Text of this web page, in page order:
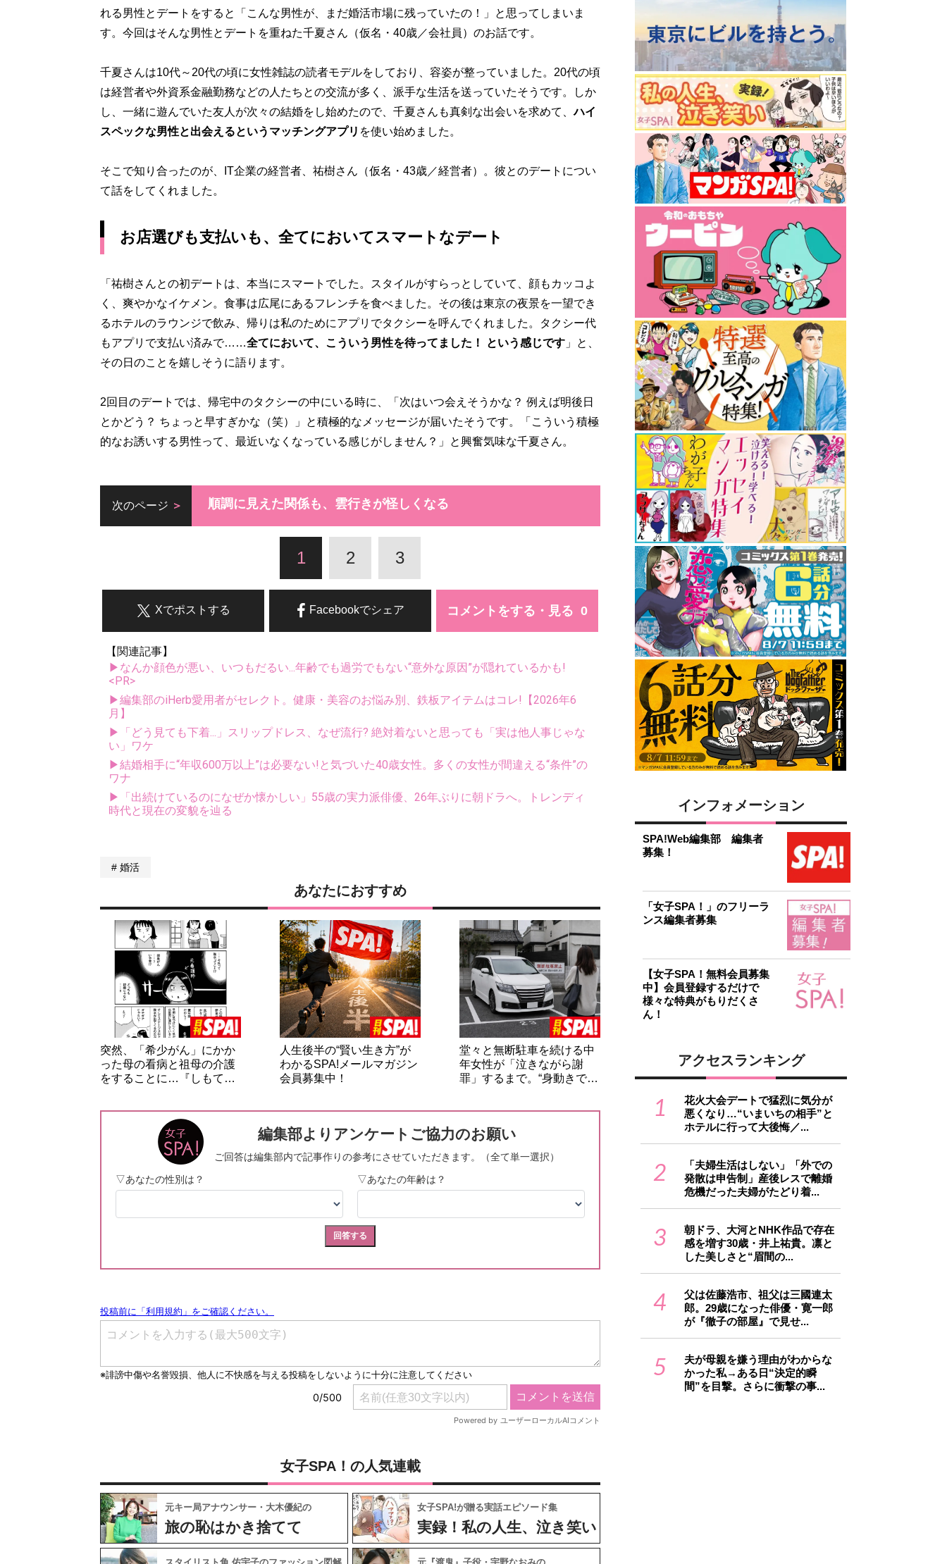
れる男性とデートをすると「こんな男性が、まだ婚活市場に残っていたの！」と思ってしまいま
す。今回はそんな男性とデートを重ねた千夏さん（仮名・40歳／会社員）のお話です。
千夏さんは10代～20代の頃に女性雑誌の読者モデルをしており、容姿が整っていました。20代の頃
は経営者や外資系金融勤務などの人たちとの交流が多く、派手な生活を送っていたそうです。しか
し、一緒に遊んでいた友人が次々の結婚をし始めたので、千夏さんも真剣な出会いを求めて、ハイ
スペックな男性と出会えるというマッチングアプリ を使い始めました。
そこで知り合ったのが、IT企業の経営者、祐樹さん（仮名・43歳／経営者）。彼とのデートについ
て話をしてくれました。
お店選びも支払いも、全てにおいてスマートなデート
「祐樹さんとの初デートは、本当にスマートでした。スタイルがすらっとしていて、顔もカッコよ
く、爽やかなイケメン。食事は広尾にあるフレンチを食べました。その後は東京の夜景を一望でき
るホテルのラウンジで飲み、帰りは私のためにアプリでタクシーを呼んでくれました。タクシー代
もアプリで支払い済みで……全てにおいて、こういう男性を待ってました！ という感じです 」と、
その日のことを嬉しそうに語ります。
2回目のデートでは、帰宅中のタクシーの中にいる時に、「次はいつ会えそうかな？ 例えば明後日
とかどう？ ちょっと早すぎかな（笑）」と積極的なメッセージが届いたそうです。「こういう積極
的なお誘いする男性って、最近いなくなっている感じがしません？」と興奮気味な千夏さん。
次のページ 順調に見えた関係も、雲行きが怪しくなる
1 2 3
コメントをする・見る
Facebookでシェア
Xでポストする
【関連記事】
▶なんか顔色が悪い、いつもだるい...年齢でも過労でもない“意外な原因”が隠れているかも!
<PR>
▶編集部のiHerb愛用者がセレクト。健康・美容のお悩み別、鉄板アイテムはコレ!【2026年6
月】
▶「どう見ても下着...」スリップドレス、なぜ流行? 絶対着ないと思っても「実は他人事じゃな
い」ワケ
▶結婚相手に“年収600万以上”は必要ない!と気づいた40歳女性。多くの女性が間違える“条件”の
ワナ
▶「出続けているのになぜか懐かしい」55歳の実力派俳優、26年ぶりに朝ドラへ。トレンディ
時代と現在の変貌を辿る
婚活
あなたにおすすめ
突然、「希少がん」にかか
った母の看病と祖母の介護
をすることに…『しもて…
人生後半の“賢い生き方”が
わかるSPA!メールマガジン
会員募集中！
堂々と無断駐車を続ける中
年女性が「泣きながら謝
罪」するまで。“身動きで…
女子SPA！の人気連載
元キー局アナウンサー・大木優紀の
旅の恥はかき捨てて
女子SPA!が贈る実話エピソード集
実録！私の人生、泣き笑い
インフォメーション
SPA!Web編集部 編集者
募集！
「女子SPA！」のフリーラ
ンス編集者募集
【女子SPA！無料会員募集
中】会員登録するだけで
様々な特典がもりだくさ
ん！
アクセスランキング
1
花火大会デートで猛烈に気分が
悪くなり…“いまいちの相手”と
ホテルに行って大後悔／...
2
「夫婦生活はしない」「外での
発散は申告制」産後レスで離婚
危機だった夫婦がたどり着...
3
朝ドラ、大河とNHK作品で存在
感を増す30歳・井上祐貴。凛と
した美しさと“眉間の...
4
父は佐藤浩市、祖父は三國連太
郎。29歳になった俳優・寛一郎
が『徹子の部屋』で見せ...
5
夫が母親を嫌う理由がわからな
かった私→ある日“決定的瞬
間”を目撃。さらに衝撃の事...